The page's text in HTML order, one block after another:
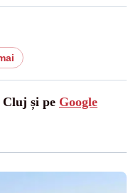
Cluj și pe Google